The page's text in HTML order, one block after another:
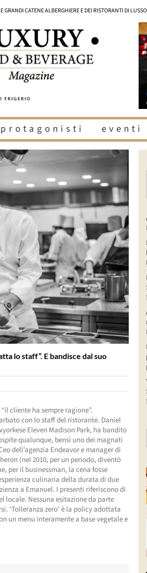
CATENE ALBERGHIERE E DEI RISTORANTI DI LUSSO
protagonisti eventi
lo staff”. E bandisce dal suo
cliente ha sempre ragione”.
con lo staff del ristorante. Daniel
Eleven Madison Park, ha bandito
qualunque, bensì uno dei magnati
dell’agenzia Endeavor e manager di
(nel 2010, per un periodo, diventò
per il businessman, la cena fosse
culinaria della durata di due
a Emanuel. I presenti riferiscono di
locale. Nessuna esitazione da parte
‘Tolleranza zero’ è la policy adottata
un menu interamente a base vegetale e